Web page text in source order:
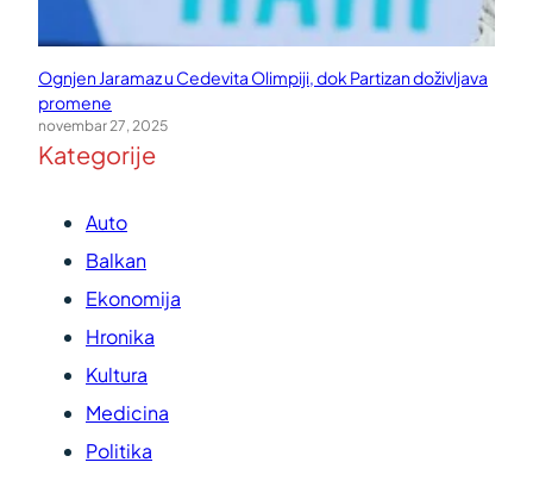
Ognjen Jaramaz u Cedevita Olimpiji, dok Partizan doživljava
promene
novembar 27, 2025
Kategorije
Auto
Balkan
Ekonomija
Hronika
Kultura
Medicina
Politika